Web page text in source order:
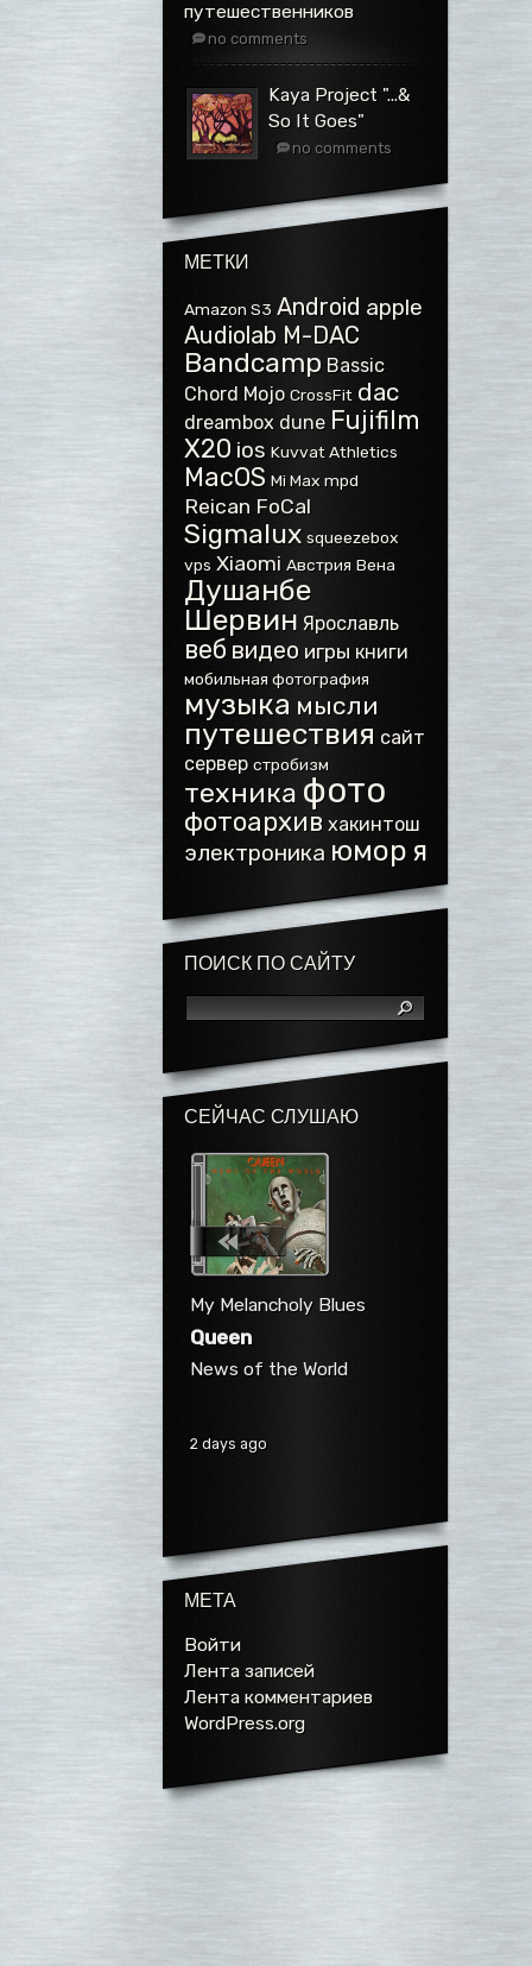
путешественников
no comments
Kaya Project ".​.​.​&
So It Goes"
no comments
МЕТКИ
Amazon S3 Android apple
Audiolab M-DAC
Bandcamp Bassic
Chord Mojo CrossFit dac
dreambox dune Fujifilm
X20 ios Kuvvat Athletics
MacOS Mi Max mpd
Reican FoCal
Sigmalux squeezebox
vps Xiaomi Австрия Вена
Душанбе
Шервин Ярославль
веб видео игры книги
мобильная фотография
музыка мысли
путешествия сайт
сервер стробизм
техника фото
фотоархив хакинтош
электроника юмор я
ПОИСК ПО САЙТУ
СЕЙЧАС СЛУШАЮ
My Melancholy Blues
Queen
News of the World
2 days ago
МЕТА
Войти
Лента записей
Лента комментариев
WordPress.org